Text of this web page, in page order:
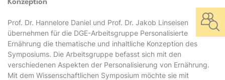
Konzeption
Prof. Dr. Hannelore Daniel und Prof. Dr. Jakob Linseisen
übernehmen für die DGE-Arbeitsgruppe Personalisierte
Ernährung die thematische und inhaltliche Konzeption des
Symposiums. Die Arbeitsgruppe befasst sich mit den
verschiedenen Aspekten der Personalisierung von Ernährung.
Mit dem Wissenschaftlichen Symposium möchte sie mit